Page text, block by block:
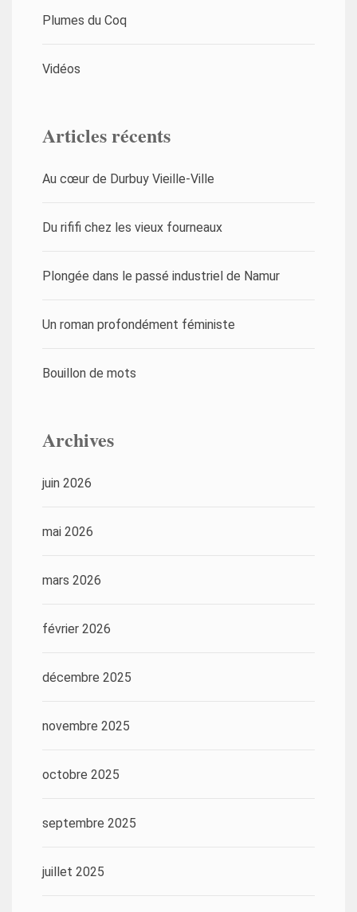
Plumes du Coq
Vidéos
Articles récents
Au cœur de Durbuy Vieille-Ville
Du rififi chez les vieux fourneaux
Plongée dans le passé industriel de Namur
Un roman profondément féministe
Bouillon de mots
Archives
juin 2026
mai 2026
mars 2026
février 2026
décembre 2025
novembre 2025
octobre 2025
septembre 2025
juillet 2025